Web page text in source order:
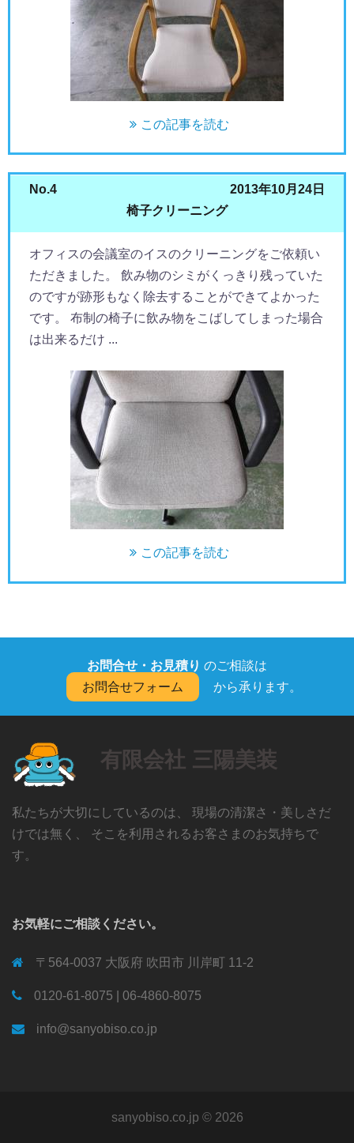
この記事を読む
No.4
2013年10月24日
椅子クリーニング
オフィスの会議室のイスのクリーニングをご依頼い
ただきました。 飲み物のシミがくっきり残っていた
のですが跡形もなく除去することができてよかった
です。 布制の椅子に飲み物をこばしてしまった場合
は出来るだけ ...
この記事を読む
お問合せ・お見積り のご相談は
お問合せフォーム
から承ります。
有限会社 三陽美装
私たちが大切にしているのは、 現場の清潔さ・美しさだ
けでは無く、 そこを利用されるお客さまのお気持ちで
す。
お気軽にご相談ください。
〒564-0037 大阪府 吹田市 川岸町 11-2
0120-61-8075 | 06-4860-8075
info@sanyobiso.co.jp
sanyobiso.co.jp © 2026